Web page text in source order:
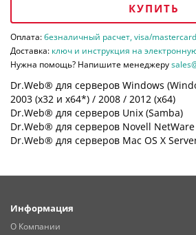
КУПИТЬ
Оплата:безналичный расчет, visa/
Доставка: ключ и инструкция на
Нужна помощь? Напишите менеджеру
Dr.Web® для серверов Windows
2003 (х32 и х64*) / 2008 / 2012 (х64)
Dr.Web® для серверов Unix (Samba)
Dr.Web® для серверов Novell NetWare
Dr.Web® для серверов Mac OS X
Информация
О Компании